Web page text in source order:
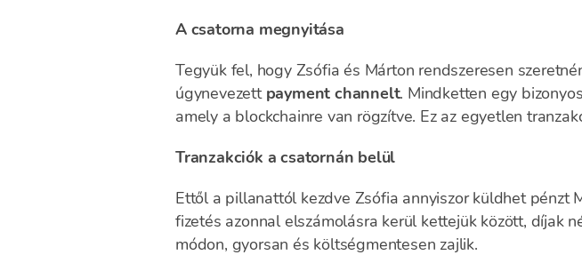
A csatorna megnyitása
Tegyük fel, hogy Zsófia és Márton rendszeresen
úgynevezett payment channelt. Mindketten egy
amely a blockchainre van rögzítve. Ez az egyetlen
Tranzakciók a csatornán belül
Ettől a pillanattól kezdve Zsófia annyiszor küldhet pénzt
fizetés azonnal elszámolásra kerül kettejük között, díjak
módon, gyorsan és költségmentesen zajlik.